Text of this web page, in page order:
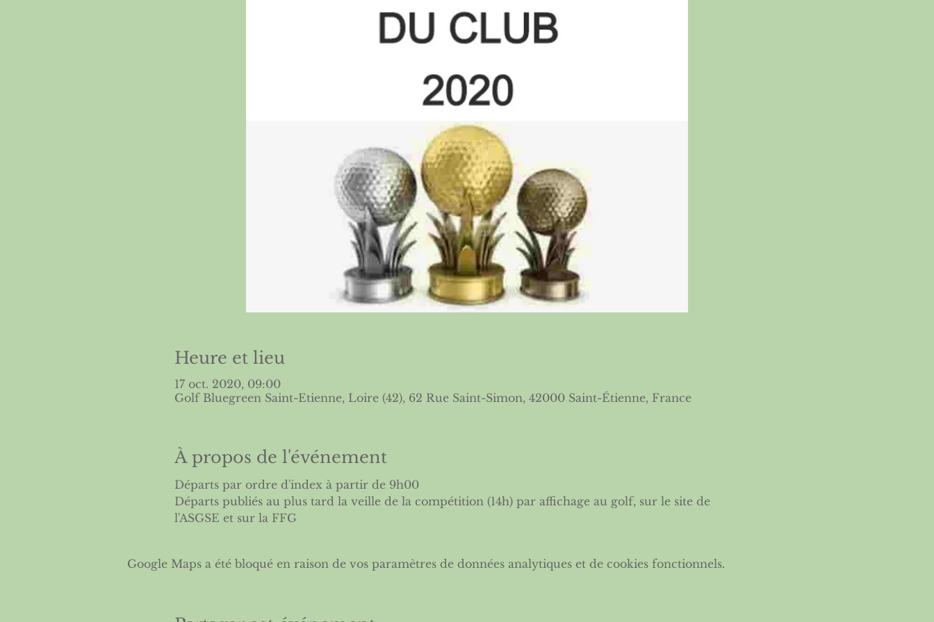
Heure et lieu
17 oct. 2020, 09:00
Golf Bluegreen Saint-Etienne, Loire (42), 62 Rue Saint-Simon, 42000 Saint-Étienne, France
À propos de l'événement
Départs par ordre d'index à partir de 9h00
Départs publiés au plus tard la veille de la compétition (14h) par affichage au golf, sur le site de
l'ASGSE et sur la FFG
Google Maps a été bloqué en raison de vos paramètres de données analytiques et de cookies fonctionnels.